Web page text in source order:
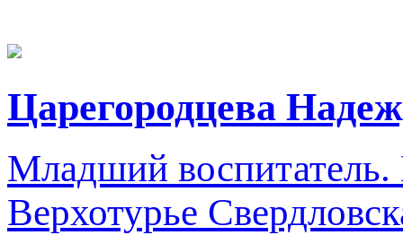
Царегородцева
Младший воспитатель.
Верхотурье